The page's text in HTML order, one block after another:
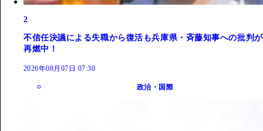
2
不信任決議による失職から復活も兵庫県・斉藤知事への批判が
再燃中！
2026年08月07日 07:30
政治・国際